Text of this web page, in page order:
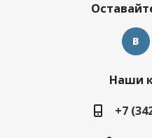
Наши
+7